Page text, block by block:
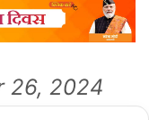
26, 2024